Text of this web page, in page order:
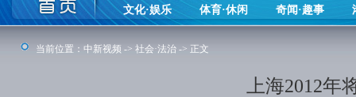
文化·娱乐
体育·休闲 奇闻·趣事
当前位置： 中新视频 -> 社会·法治 -> 正文
上海2012年